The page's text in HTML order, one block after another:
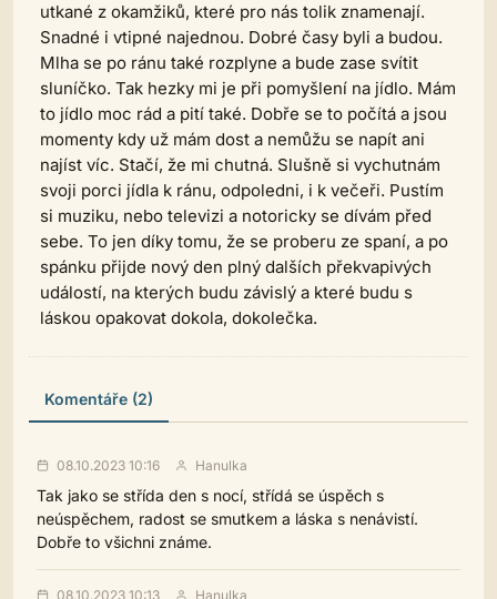
utkané z okamžiků, které pro nás tolik znamenají.
Snadné i vtipné najednou. Dobré časy byli a budou.
Mlha se po ránu také rozplyne a bude zase svítit
sluníčko. Tak hezky mi je při pomyšlení na jídlo. Mám
to jídlo moc rád a pití také. Dobře se to počítá a jsou
momenty kdy už mám dost a nemůžu se napít ani
najíst víc. Stačí, že mi chutná. Slušně si vychutnám
svoji porci jídla k ránu, odpoledni, i k večeři. Pustím
si muziku, nebo televizi a notoricky se dívám před
sebe. To jen díky tomu, že se proberu ze spaní, a po
spánku přijde nový den plný dalších překvapivých
událostí, na kterých budu závislý a které budu s
láskou opakovat dokola, dokolečka.
Komentáře (2)
08.10.2023 10:16 Hanulka
Tak jako se střída den s nocí, střídá se úspěch s
neúspěchem, radost se smutkem a láska s nenávistí.
Dobře to všichni známe.
08.10.2023 10:13 Hanulka